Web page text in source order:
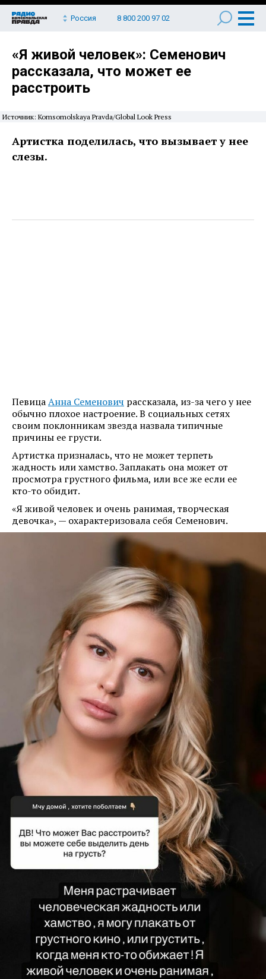
Россия 8 800 200 97 02
«Я живой человек»: Семенович
рассказала, что может ее
расстроить
Источник: Komsomolskaya Pravda/Global Look Press
Артистка поделилась, что вызывает у нее
слезы.
ПевицаАнна Семенович рассказала, из-за чего у нее
обычно плохое настроение. В социальных сетях
своим поклонникам звезда назвала типичные
причины ее грусти.
Артистка призналась, что не может терпеть
жадность или хамство. Заплакать она может от
просмотра грустного фильма, или все же если ее
кто-то обидит.
«Я живой человек и очень ранимая, творческая
девочка», — охарактеризовала себя Семенович.